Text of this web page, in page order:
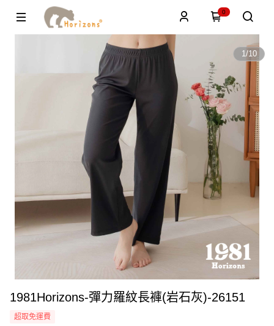
0
1/10
1981Horizons-彈力羅紋長褲(岩石灰)-26151
超取免運費